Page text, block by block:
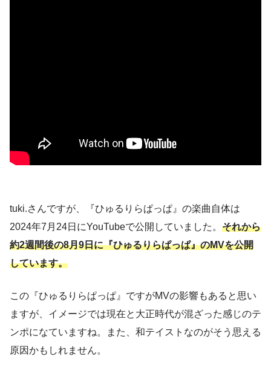
tuki.さんですが、『ひゅるりらぱっぱ』の楽曲自体は
2024年7月24日にYouTubeで公開していました。 それから
約2週間後の8月9日に『ひゅるりらぱっぱ』のMVを公開
しています。
この『ひゅるりらぱっぱ』ですがMVの影響もあると思い
ますが、イメージでは現在と大正時代が混ざった感じのテ
ンポになていますね。また、和テイストなのがそう思える
原因かもしれません。